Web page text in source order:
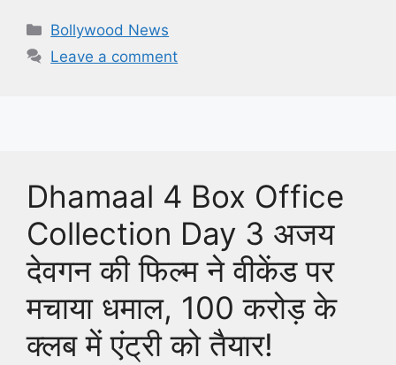
Categories
Bollywood News
Leave a comment
Dhamaal 4 Box Office
Collection Day 3 अजय
देवगन की फिल्म ने वीकेंड पर
मचाया धमाल, 100 करोड़ के
क्लब में एंट्री को तैयार!